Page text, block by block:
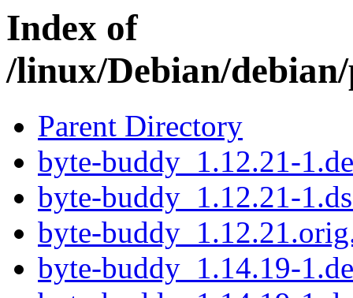
Index of
/linux/Debian/
Parent Directory
byte-buddy_1.12.21-
byte-buddy_1.12.21-
byte-
byte-buddy_1.14.19-